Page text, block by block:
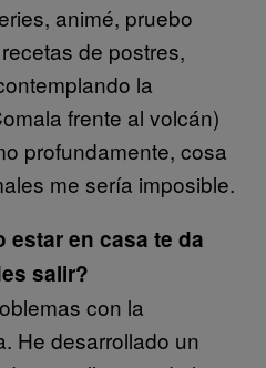
animé, pruebo
de postres,
la
frente al volcán)
profundamente, cosa
me sería imposible.
estar en casa te da
salir?
con la
He desarrollado un